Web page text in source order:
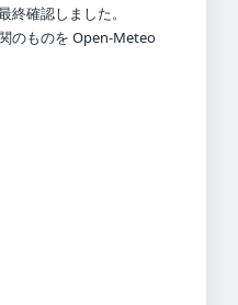
終確認しました。
のものを Open-Meteo